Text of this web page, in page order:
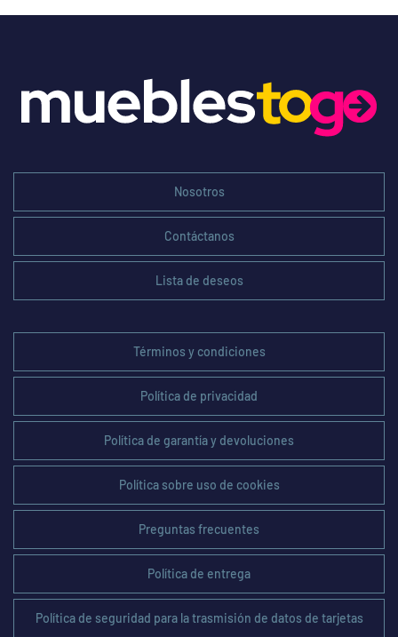
Nosotros
Contáctanos
Lista de deseos
Términos y condiciones
Política de privacidad
Política de garantía y devoluciones
Política sobre uso de cookies
Preguntas frecuentes
Política de entrega
Política de seguridad para la trasmisión de datos de tarjetas